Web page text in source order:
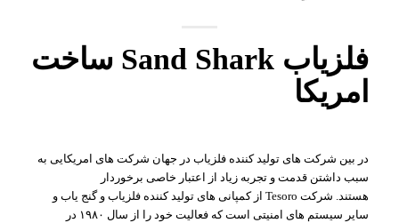
فلزیاب Sand Shark ساخت
امریکا
در بین شرکت های تولید کننده فلزیاب در جهان شرکت های امریکایی به
سبب داشتن قدمت و تجربه زیاد از اعتبار خاصی برخوردار
هستند. شرکت Tesoro از کمپانی های تولید کننده فلزیاب و گنج یاب و
سایر سیستم های امنیتی است که فعالیت خود را از سال ۱۹۸۰ در